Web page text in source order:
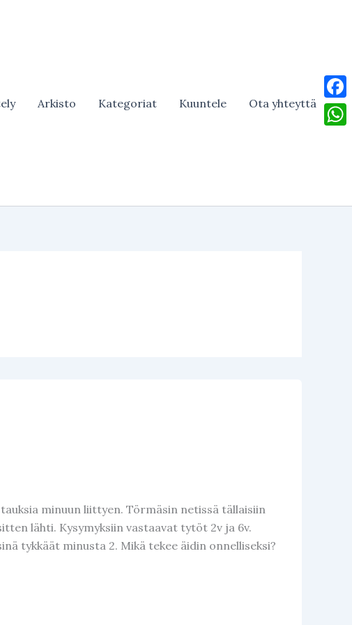
Arkisto Kategoriat Kuuntele Ota yhteyttä
minuun liittyen. Törmäsin netissä tällaisiin
lähti. Kysymyksiin vastaavat tytöt 2v ja 6v.
tykkäät minusta 2. Mikä tekee äidin onnelliseksi?